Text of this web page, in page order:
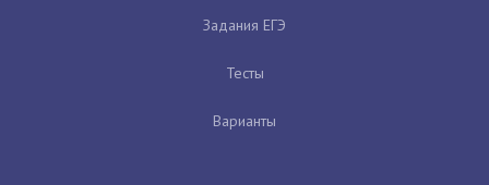
Задания ЕГЭ
Тесты
Варианты